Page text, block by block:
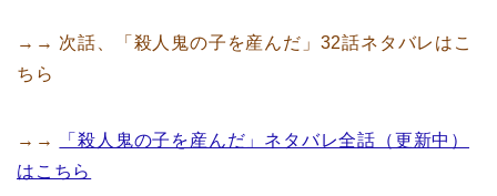
→→ 次話、「殺人鬼の子を産んだ」32話ネタバレはこ
ちら
→→
「殺人鬼の子を産んだ」ネタバレ全話（更新中）
はこちら